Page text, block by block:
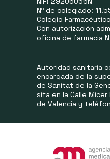
Nº de colegiado:
Colegio
Con autorización
oficina de farmacia
Autoridad sanitaria
encargada de la
de Sanitat de la
sita en la Calle Micer
de Valencia y